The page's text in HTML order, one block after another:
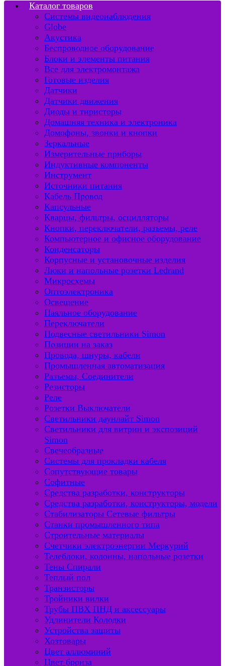
Каталог товаров
Системы видеонаблюдения
Globe
Акустика
Беспроводное оборудование
Блоки и элементы питания
Все для электромонтажа
Готовые изделия
Датчики
Датчики движения
Диоды и тиристоры
Домашняя техника и электроника
Домофоны, звонки и кнопки
Зеркальные
Измерительные приборы
Индуктивные компоненты
Инструмент
Источники питания
Кабель Провод
Капсульные
Кварцы, фильтры, осцилляторы
Кнопки, переключатели, разъемы, реле
Компьютерное и офисное оборудование
Конденсаторы
Корпусные и установочные изделия
Люки и напольные розетки Ledrand
Микросхемы
Оптоэлектроника
Освещение
Паяльное оборудование
Переключатели
Подвесные светильники Simon
Позиции на заказ
Провода, шнуры, кабели
Промышленная автоматизация
Разъемы, Соединители
Резисторы
Реле
Розетки Выключатели
Светильники даунлайт Simon
Светильники для витрин и экспозиций
Simon
Свечеобразные
Системы для прокладки кабеля
Сопутствующие товары
Софитные
Средства разработки, конструкторы
Средства разработки, конструкторы, модели
Стабилизаторы Сетевые фильтры
Станки промышленного типа
Строительные материалы
Счетчики электроэнергии Меркурий
Телеблоки, колонны, напольные розетки
Тены Спирали
Теплый пол
Транзисторы
Тройники вилки
Трубы ПВХ ПНД и аксессуары
Удлинители Колодки
Устройства защиты
Хозтовары
Цвет аллюминий
Цвет бронза